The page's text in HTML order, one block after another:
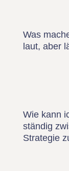
Was
laut, aber
Wie kann
ständig
Strategie